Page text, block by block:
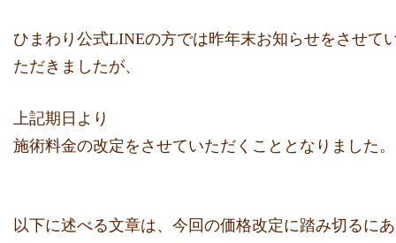
ひまわり公式LINEの方では昨年末お知らせをさせて
ただきま したが、
上記期日より
施術料金の改定をさせていただくこととなりました。
以下に述べる文章は、 今回の価格改定に踏み切るにあ